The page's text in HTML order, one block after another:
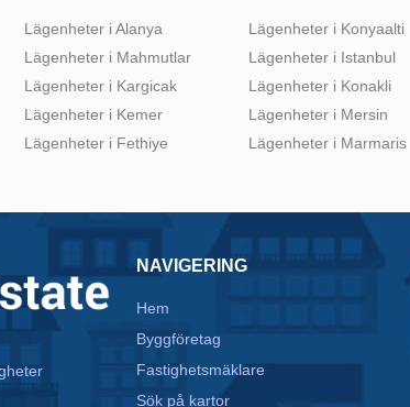
Lägenheter i Alanya
Lägenheter i Mahmutlar
Lägenheter i Kargicak
Lägenheter i Kemer
Lägenheter i Fethiye
Lägenheter i Konyaalti
Lägenheter i Istanbul
Lägenheter i Konakli
Lägenheter i Mersin
Lägenheter i Marmaris
NAVIGERING
Hem
Byggföretag
Fastighetsmäklare
Sök på kartor